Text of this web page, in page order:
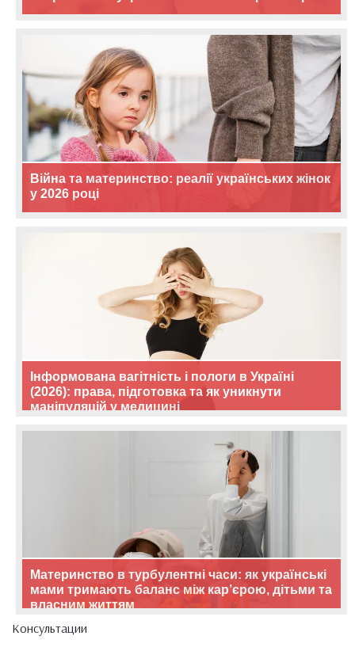
Війна та материнство: реалії українських жінок
у 2026 році
Інформована вагітність і пологи в Україні
(2026): права, підготовка та як уникнути
маніпуляцій у медицині
Материнство в турбулентні часи: як українські
мами тримають баланс між кар’єрою, дітьми та
власним життям
Консультации